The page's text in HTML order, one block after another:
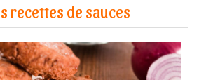
recettes de sauces